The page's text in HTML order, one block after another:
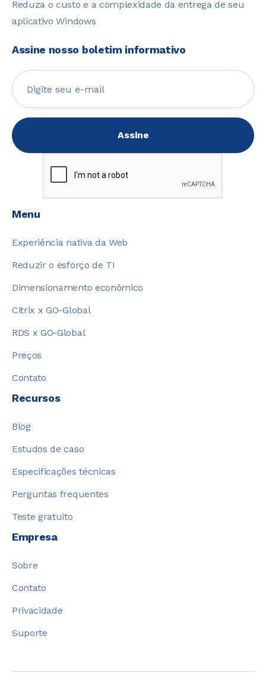
Reduza o custo e a complexidade da entrega de seu
aplicativo Windows
Assine nosso boletim informativo
Menu
Experiência nativa da Web
Reduzir o esforço de TI
Dimensionamento econômico
Citrix x GO-Global
RDS x GO-Global
Preços
Contato
Recursos
Blog
Estudos de caso
Especificações técnicas
Perguntas frequentes
Teste gratuito
Empresa
Sobre
Contato
Privacidade
Suporte